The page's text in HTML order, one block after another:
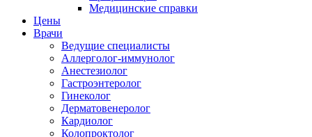
Медицинские справки
Цены
Врачи
Ведущие специалисты
Аллерголог-иммунолог
Анестезиолог
Гастроэнтеролог
Гинеколог
Дерматовенеролог
Кардиолог
Колопроктолог